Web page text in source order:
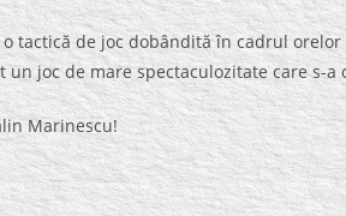
tactică de joc dobândită în cadrul
joc de mare spectaculozitate care s-
Marinescu!